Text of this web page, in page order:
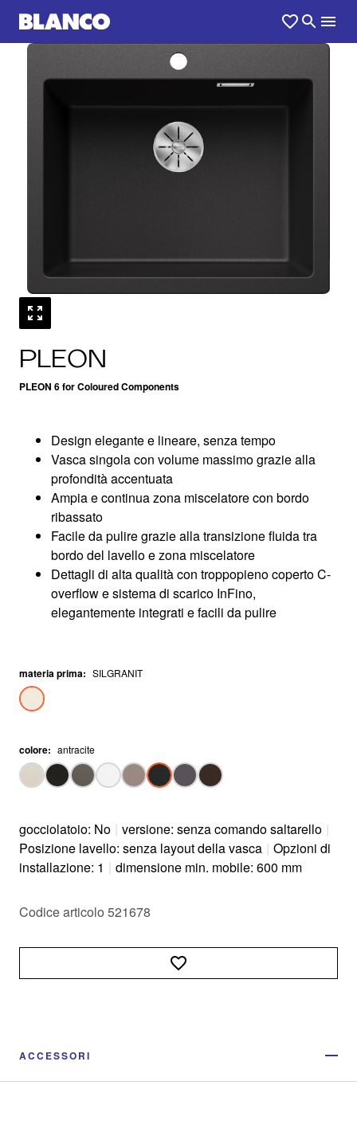
PLEON
PLEON 6 for Coloured Components
1 /0
Design elegante e lineare, senza tempo
Vasca singola con volume massimo grazie alla
profondità accentuata
Ampia e continua zona miscelatore con bordo
ribassato
Facile da pulire grazie alla transizione fluida tra
bordo del lavello e zona miscelatore
Dettagli di alta qualità con troppopieno coperto C-
overflow e sistema di scarico InFino,
elegantemente integrati e facili da pulire
materia prima: SILGRANIT
colore: antracite
gocciolatoio: No | versione: senza comando saltarello |
Posizione lavello: senza layout della vasca | Opzioni di
installazione: 1 | dimensione min. mobile: 600 mm
Codice articolo 521678
ACCESSORI